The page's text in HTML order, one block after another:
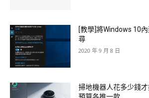
[教學]將Windows 10
尋
2020 年 9 月 8 日
掃地機器人花多少錢